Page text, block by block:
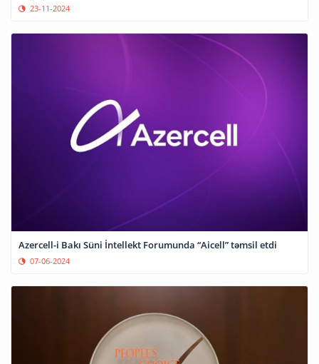
23-11-2024
Azercell-i Bakı Süni İntellekt Forumunda “Aicell” təmsil etdi
07-06-2024